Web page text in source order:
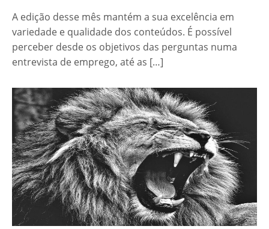
A edição desse mês mantém a sua excelência em
variedade e qualidade dos conteúdos. É possível
perceber desde os objetivos das perguntas numa
entrevista de emprego, até as […]